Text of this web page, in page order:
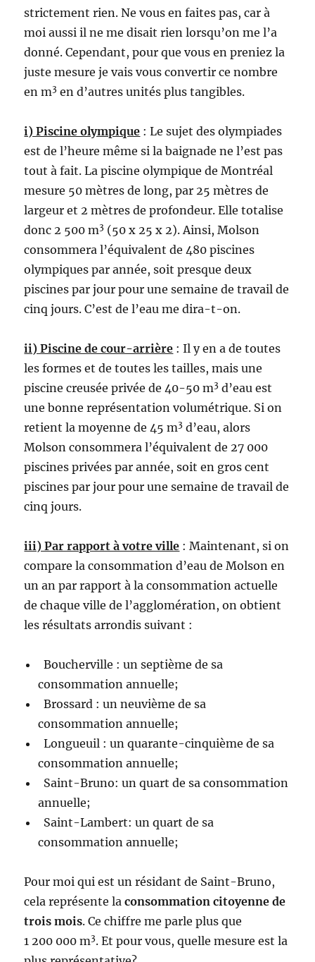
strictement rien. Ne vous en faites pas, car à
moi aussi il ne me disait rien lorsqu’on me l’a
donné. Cependant, pour que vous en preniez la
juste mesure je vais vous convertir ce nombre
en m3 en d’autres unités plus tangibles.
i) Piscine olympique : Le sujet des olympiades
est de l’heure même si la baignade ne l’est pas
tout à fait. La piscine olympique de Montréal
mesure 50 mètres de long, par 25 mètres de
largeur et 2 mètres de profondeur. Elle totalise
donc 2 500 m3 (50 x 25 x 2). Ainsi, Molson
consommera l’équivalent de 480 piscines
olympiques par année, soit presque deux
piscines par jour pour une semaine de travail de
cinq jours. C’est de l’eau me dira-t-on.
ii) Piscine de cour-arrière : Il y en a de toutes
les formes et de toutes les tailles, mais une
piscine creusée privée de 40-50 m3 d’eau est
une bonne représentation volumétrique. Si on
retient la moyenne de 45 m3 d’eau, alors
Molson consommera l’équivalent de 27 000
piscines privées par année, soit en gros cent
piscines par jour pour une semaine de travail de
cinq jours.
iii) Par rapport à votre ville : Maintenant, si on
compare la consommation d’eau de Molson en
un an par rapport à la consommation actuelle
de chaque ville de l’agglomération, on obtient
les résultats arrondis suivant :
Boucherville : un septième de sa
consommation annuelle;
Brossard : un neuvième de sa
consommation annuelle;
Longueuil : un quarante-cinquième de sa
consommation annuelle;
Saint-Bruno: un quart de sa consommation
annuelle;
Saint-Lambert: un quart de sa
consommation annuelle;
Pour moi qui est un résidant de Saint-Bruno,
cela représente laconsommation citoyenne de
trois mois. Ce chiffre me parle plus que
1 200 000 m3. Et pour vous, quelle mesure est la